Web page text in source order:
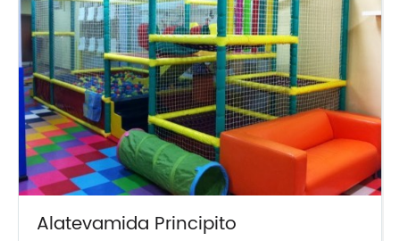
Alatevamida Principito